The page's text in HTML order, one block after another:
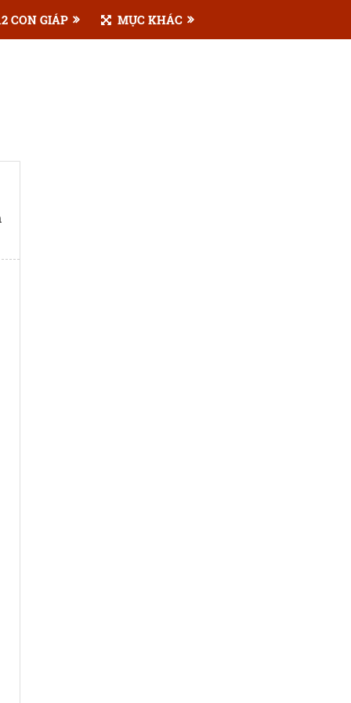
CON GIÁP MỤC KHÁC